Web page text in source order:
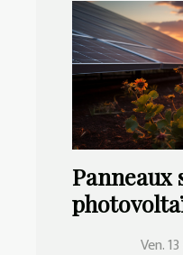
Panneaux
Ven.